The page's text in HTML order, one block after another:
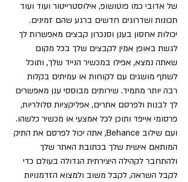
של אדובי כמו פוטושופ, אילוסטרייטור ועוד ועוד
תכונות ושדרוגים חדשים ברגע שהם זמינים.
יכולות אחסון בענן וסנכרון קבצים מאפשרות לך
לגשת באופן אמין לקבצים שלך בכל מקום
שאתה נמצא, אפילו במכשיר הנייד שלך, ותוכל
לשתף מושגים עם לקוחות או עמיתים בקלות
רבה יותר מתמיד. שירותים מבוססי ענן מאפשרים
לך לבנות ולפרסם אתרים, אפליקציות סלולריות,
פרסומי אייפד ותוכן לכל אמצעי או מכשיר כלשהו.
ועם שילוב Behance, אתה יכול לפרסם את התיק
המותאם אישית שלך בכתובת האתר שלך
ולהתחבר לקהילה היצירתית הגדולה בעולם כדי
לקבל השראה, לקבל משוב ולמצוא הזדמנויות